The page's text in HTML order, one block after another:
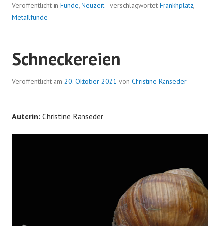
Veröffentlicht in Funde, Neuzeit verschlagwortet Frankhplatz,
Metallfunde
Schneckereien
Veröffentlicht am 20. Oktober 2021 von Christine Ranseder
Autorin: Christine Ranseder